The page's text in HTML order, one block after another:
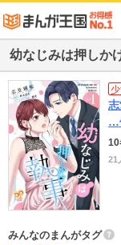
幼なじみは押しか
…
10
21
みんなのまんがタグ